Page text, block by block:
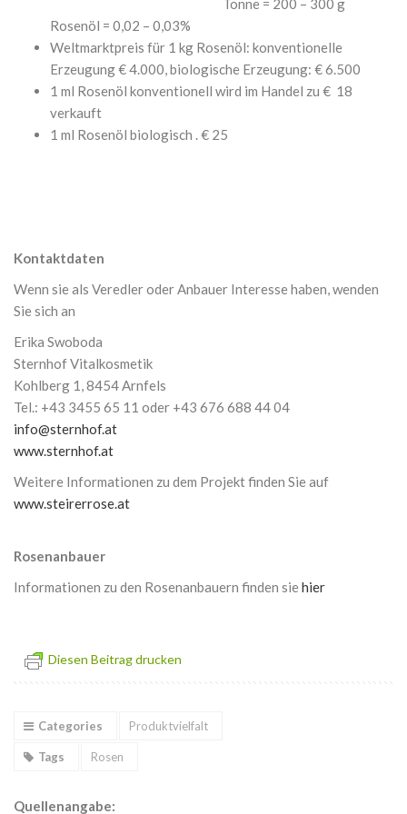
Tonne = 200 – 300 g
Rosenöl = 0,02 – 0,03%
Weltmarktpreis für 1 kg Rosenöl: konventionelle
Erzeugung € 4.000, biologische Erzeugung: € 6.500
1 ml Rosenöl konventionell wird im Handel zu € 18
verkauft
1 ml Rosenöl biologisch . € 25
Kontaktdaten
Wenn sie als Veredler oder Anbauer Interesse haben, wenden
Sie sich an
Erika Swoboda
Sternhof Vitalkosmetik
Kohlberg 1, 8454 Arnfels
Tel.: +43 3455 65 11 oder +43 676 688 44 04
info@sternhof.at
www.sternhof.at
Weitere Informationen zu dem Projekt finden Sie auf
www.steirerrose.at
Rosenanbauer
Informationen zu den Rosenanbauern finden siehier
Diesen Beitrag drucken
Categories Produktvielfalt
Tags Rosen
Quellenangabe: